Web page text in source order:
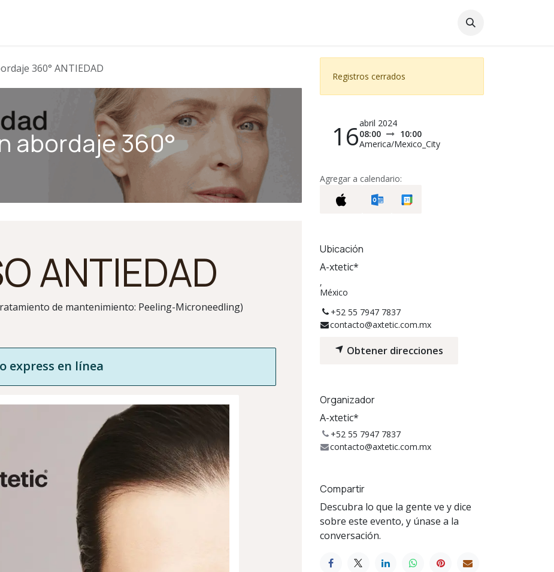
360° ANTIEDAD
abordaje 360°
ANTIEDAD
de mantenimiento: Peeling-Microneedling)
express en línea
Registros cerrados
16abril 2024
08:00
10:00
America/Mexico_City
Agregar a calendario:
Ubicación
A-xtetic*
,
México
+52 55 7947 7837
contacto@axtetic.com.mx
Obtener direcciones
Organizador
A-xtetic*
+52 55 7947 7837
contacto@axtetic.com.mx
Compartir
Descubra lo que la gente ve y dice
sobre este evento, y únase a la
conversación.